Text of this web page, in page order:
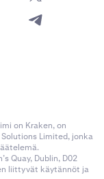
on Kraken, on
Limited, jonka
Quay, Dublin, D02
liittyvät käytännöt ja